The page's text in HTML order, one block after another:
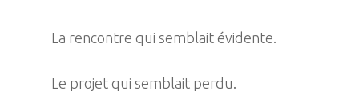
La rencontre qui semblait évidente.
Le projet qui semblait perdu.